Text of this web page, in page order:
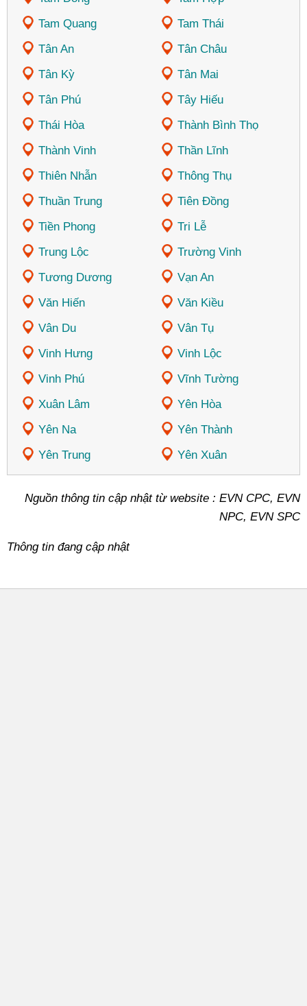
Tam Quang
Tam Thái
Tân An
Tân Châu
Tân Kỳ
Tân Mai
Tân Phú
Tây Hiếu
Thái Hòa
Thành Bình Thọ
Thành Vinh
Thần Lĩnh
Thiên Nhẫn
Thông Thụ
Thuần Trung
Tiên Đồng
Tiền Phong
Tri Lễ
Trung Lộc
Trường Vinh
Tương Dương
Vạn An
Văn Hiến
Văn Kiều
Vân Du
Vân Tụ
Vinh Hưng
Vinh Lộc
Vinh Phú
Vĩnh Tường
Xuân Lâm
Yên Hòa
Yên Na
Yên Thành
Yên Trung
Yên Xuân
Nguồn thông tin cập nhật từ website : EVN CPC, EVN
NPC, EVN SPC
Thông tin đang cập nhật